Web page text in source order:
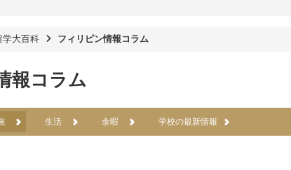
学大百科 フィリピン情報コラム
報コラム
生活 余暇 学校の最新情報